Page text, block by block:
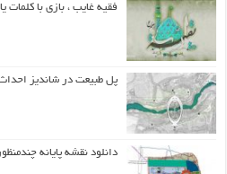
فقیه غایب ، بازی با
پل طبیعت در شاندیز
دانلود نقشه پایانه